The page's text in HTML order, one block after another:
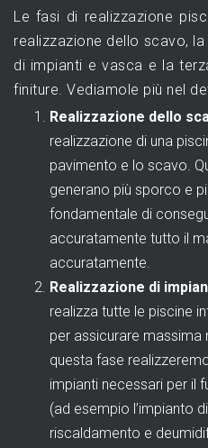
Le fasi di realizzazione
realizzazione dello scavo,
di impianti e vasca e la
finiture. Vediamole più nel
Realizzazione dello
realizzazione di una
pavimento e lo scavo.
generano più sporco e
fondamentale di
accuratamente tutto il
accuratamente.
Realizzazione di
realizza tutte le piscine
per assicurare massima
questa fase
impianti necessari per il
(ad esempio l’impianto
riscaldamento e